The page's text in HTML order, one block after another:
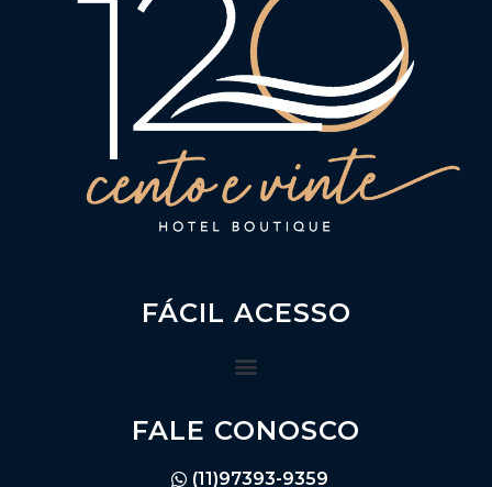
FÁCIL ACESSO
FALE CONOSCO
(11)97393-9359